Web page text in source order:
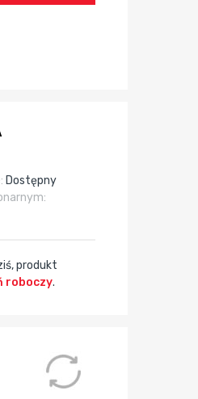
Dostępny
produkt
roboczy.